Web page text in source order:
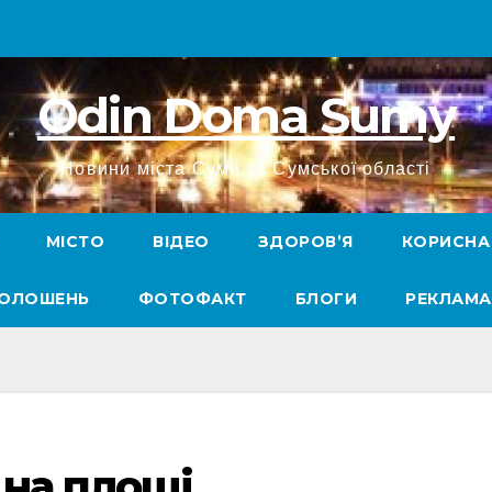
Odin Doma Sumy
Новини міста Суми та Сумської області
МІСТО ВІДЕО ЗДОРОВ’Я КОРИСНА
ФОТОФАКТ БЛОГИ РЕКЛАМА